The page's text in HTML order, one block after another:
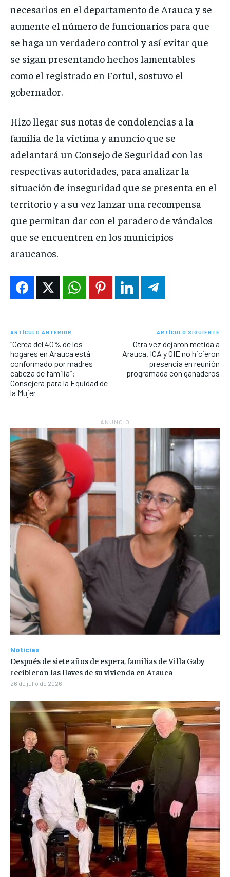
necesarios en el departamento de Arauca y se
aumente el número de funcionarios para que
se haga un verdadero control y así evitar que
se sigan presentando hechos lamentables
como el registrado en Fortul, sostuvo el
gobernador.
Hizo llegar sus notas de condolencias a la
familia de la víctima y anuncio que se
adelantará un Consejo de Seguridad con las
respectivas autoridades, para analizar la
situación de inseguridad que se presenta en el
territorio y a su vez lanzar una recompensa
que permitan dar con el paradero de vándalos
que se encuentren en los municipios
araucanos.
ARTÍCULO ANTERIOR
“Cerca del 40% de los
hogares en Arauca está
conformado por madres
cabeza de familia”:
Consejera para la Equidad de
la Mujer
ARTÍCULO SIGUIENTE
Otra vez dejaron metida a
Arauca. ICA y OIE no hicieron
presencia en reunión
programada con ganaderos
― ANUNCIO ―
Noticias
Después de siete años de espera, familias de Villa Gaby
recibieron las llaves de su vivienda en Arauca
26 de julio de 2026